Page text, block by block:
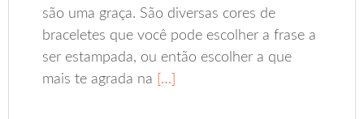
são uma graça. São diversas cores de
braceletes que você pode escolher a frase a
ser estampada, ou então escolher a que
mais te agrada na […]